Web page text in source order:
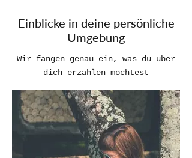
Einblicke in deine persönliche
Umgebung
Wir fangen genau ein, was du über
dich erzählen möchtest